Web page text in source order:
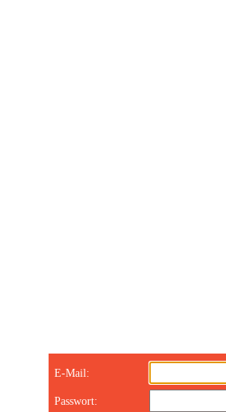
E-Mail:
Passwort: